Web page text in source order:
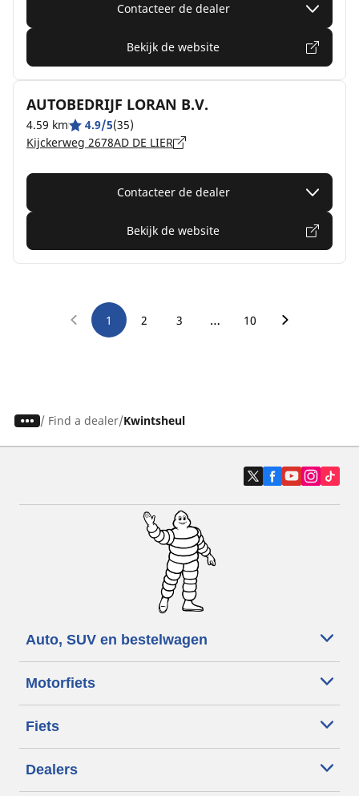
Contacteer de dealer
Bekijk de website
AUTOBEDRIJF LORAN B.V.
4.59 km 4.9/5(35)
Kijckerweg 2678AD DE LIER
Contacteer de dealer
Bekijk de website
1 2 3 … 10
/ Find a dealer Kwintsheul
Auto, SUV en bestelwagen
Motorfiets
Fiets
Dealers